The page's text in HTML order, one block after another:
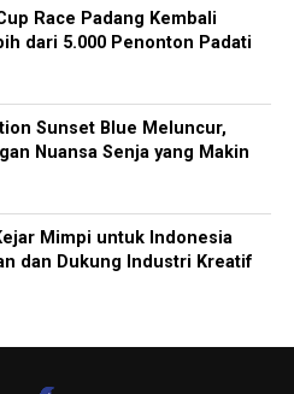
Race Padang Kembali
dari 5.000 Penonton Padati
Sunset Blue Meluncur,
Nuansa Senja yang Makin
Mimpi untuk Indonesia
dan Dukung Industri Kreatif